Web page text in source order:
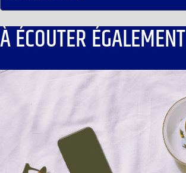
À ÉCOUTER ÉGALEMENT